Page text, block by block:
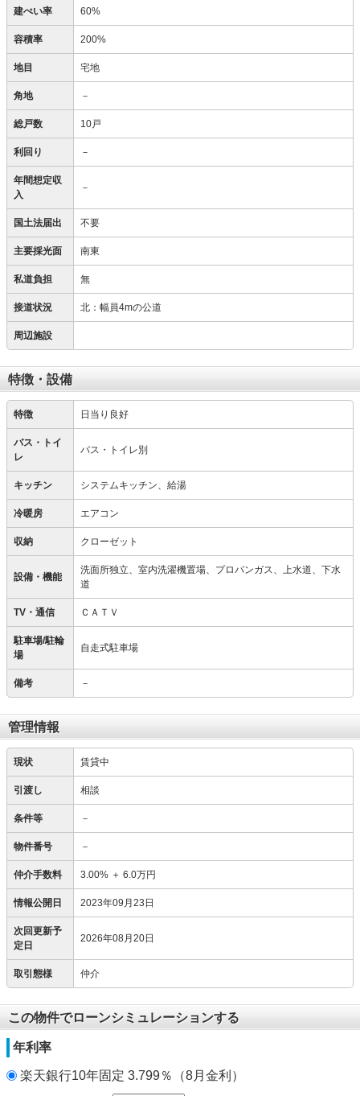
建ぺい率 60%
容積率 200%
地目 宅地
角地 －
総戸数 10戸
利回り －
年間想定収
入
－
国土法届出 不要
主要採光面 南東
私道負担 無
接道状況 北：幅員4mの公道
周辺施設
特徴・設備
特徴 日当り良好
バス・トイ
レ
バス・トイレ別
キッチン システムキッチン、給湯
冷暖房 エアコン
収納 クローゼット
設備・機能
洗面所独立、室内洗濯機置場、プロパンガス、上水道、下水
道
TV・通信 ＣＡＴＶ
駐車場/駐輪
場
自走式駐車場
備考 －
管理情報
現状 賃貸中
引渡し 相談
条件等 －
物件番号 －
仲介手数料 3.00% ＋ 6.0万円
情報公開日 2023年09月23日
次回更新予
定日
2026年08月20日
取引態様 仲介
この物件でローンシミュレーションする
年利率
楽天銀行10年固定 3.799％（8月金利）